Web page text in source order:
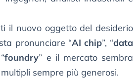
il nuovo oggetto del desiderio
pronunciare “AI chip”, “data
foundry” e il mercato sembra
sempre più generosi.